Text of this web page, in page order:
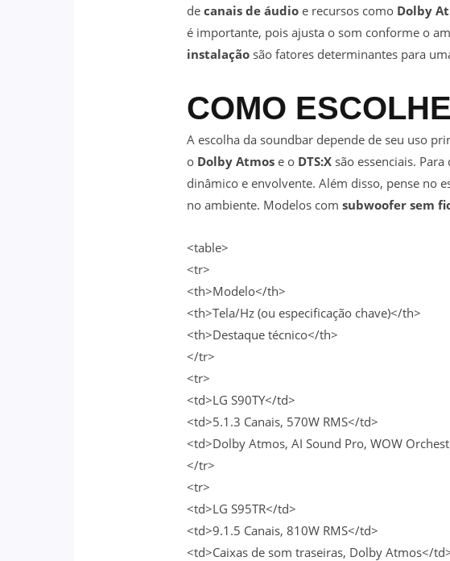
de canais de áudio e recursos como Dolby
é importante, pois ajusta o som conforme o
instalação são fatores determinantes para
COMO
A escolha da soundbar depende de seu uso
o Dolby Atmos e o DTS:X são essenciais.
dinâmico e envolvente. Além disso, pense no
no ambiente. Modelos com subwoofer sem
<table>
<tr>
<th>Modelo</th>
<th>Tela/Hz (ou especificação chave)</th>
<th>Destaque técnico</th>
</tr>
<tr>
<td>LG S90TY</td>
<td>5.1.3 Canais, 570W RMS</td>
<td>Dolby Atmos, AI Sound Pro, WOW
</tr>
<tr>
<td>LG S95TR</td>
<td>9.1.5 Canais, 810W RMS</td>
<td>Caixas de som traseiras, Dolby Atmos</